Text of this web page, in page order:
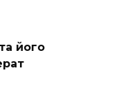
його